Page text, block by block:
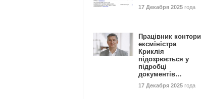
17 Декабря 2025 года
Працівник контори
ексміністра
Криклія
підозрюється у
підробці
документів…
17 Декабря 2025 года